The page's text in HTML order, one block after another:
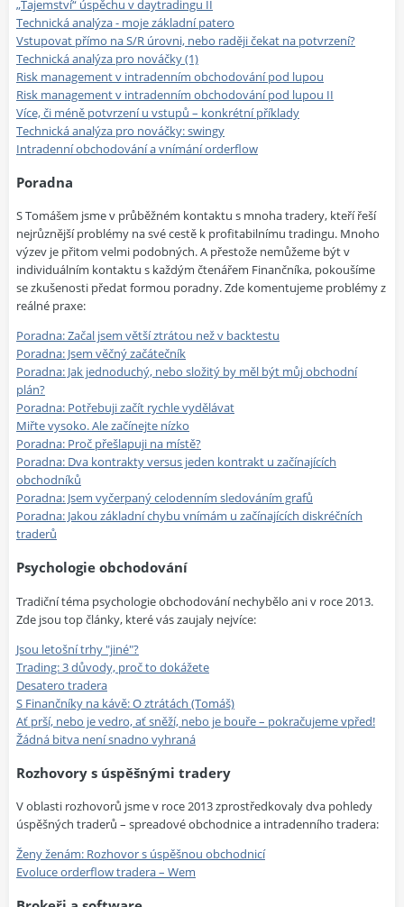
„Tajemství“ úspěchu v daytradingu II
Technická analýza - moje základní patero
Vstupovat přímo na S/R úrovni, nebo raději čekat na potvrzení?
Technická analýza pro nováčky (1)
Risk management v intradenním obchodování pod lupou
Risk management v intradenním obchodování pod lupou II
Více, či méně potvrzení u vstupů – konkrétní příklady
Technická analýza pro nováčky: swingy
Intradenní obchodování a vnímání orderflow
Poradna
S Tomášem jsme v průběžném kontaktu s mnoha tradery, kteří řeší
nejrůznější problémy na své cestě k profitabilnímu tradingu. Mnoho
výzev je přitom velmi podobných. A přestože nemůžeme být v
individuálním kontaktu s každým čtenářem Finančníka, pokoušíme
se zkušenosti předat formou poradny. Zde komentujeme problémy z
reálné praxe:
Poradna: Začal jsem větší ztrátou než v backtestu
Poradna: Jsem věčný začátečník
Poradna: Jak jednoduchý, nebo složitý by měl být můj obchodní
plán?
Poradna: Potřebuji začít rychle vydělávat
Miřte vysoko. Ale začínejte nízko
Poradna: Proč přešlapuji na místě?
Poradna: Dva kontrakty versus jeden kontrakt u začínajících
obchodníků
Poradna: Jsem vyčerpaný celodenním sledováním grafů
Poradna: Jakou základní chybu vnímám u začínajících diskréčních
traderů
Psychologie obchodování
Tradiční téma psychologie obchodování nechybělo ani v roce 2013.
Zde jsou top články, které vás zaujaly nejvíce:
Jsou letošní trhy "jiné"?
Trading: 3 důvody, proč to dokážete
Desatero tradera
S Finančníky na kávě: O ztrátách (Tomáš)
Ať prší, nebo je vedro, ať sněží, nebo je bouře – pokračujeme vpřed!
Žádná bitva není snadno vyhraná
Rozhovory s úspěšnými tradery
V oblasti rozhovorů jsme v roce 2013 zprostředkovaly dva pohledy
úspěšných traderů – spreadové obchodnice a intradenního tradera:
Ženy ženám: Rozhovor s úspěšnou obchodnicí
Evoluce orderflow tradera – Wem